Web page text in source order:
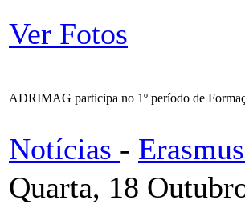
Ver Fotos
ADRIMAG participa no 1º período de
Notícias -
Quarta, 18